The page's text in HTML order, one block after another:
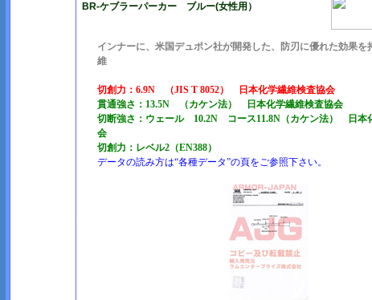
BR-ケブラーパーカー ブルー(女性用）
インナーに、米国デュポン社が開発した、防刃に優れた効果を
維
切創力：6.9N （JIS T 8052） 日本化学繊維検査協会
貫通強さ：13.5N （カケン法） 日本化学繊維検査協会
切断強さ：ウェール 10.2N コース11.8N（カケン法） 日本
会
切創力：レベル2（EN388）
データの読み方は“各種データ”の頁をご参照下さい。